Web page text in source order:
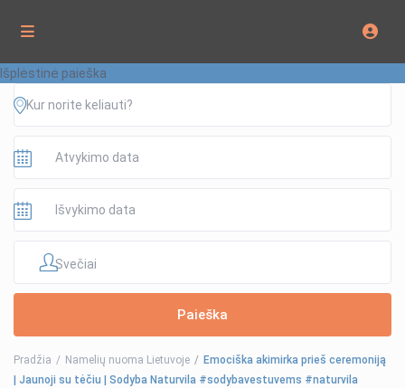
Išplėstinė paieška
Svečiai
Pradžia Namelių nuoma Lietuvoje
Emociška akimirka prieš ceremoniją
| Jaunoji su tėčiu | Sodyba Naturvila #sodybavestuvems #naturvila